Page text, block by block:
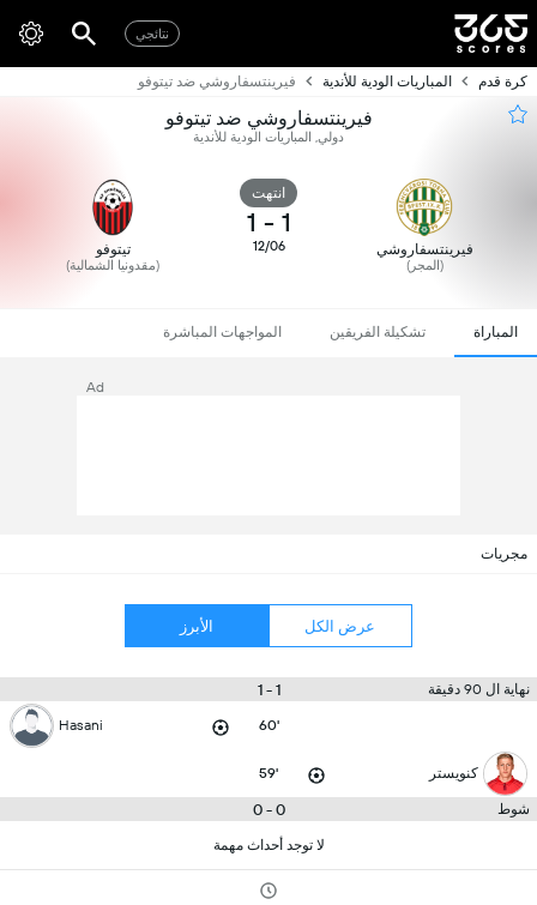
نتائجي
كرة قدم المباريات الودية للأندية فيرينتسفاروشي ضد تيتوفو
فيرينتسفاروشي ضد تيتوفو
دولي, المباريات الودية للأندية
فيرينتسفاروشي
(المجر)
انتهت
1
-
1
12/06 تيتوفو
(مقدونيا الشمالية)
المباراة تشكيلة الفريقين المواجهات المباشرة
Ad
مجريات
عرض الكل الأبرز
نهاية ال 90 دقيقة 1 - 1
60'
Hasani
كنويستر 59'
شوط 0 - 0
لا توجد أحداث مهمة